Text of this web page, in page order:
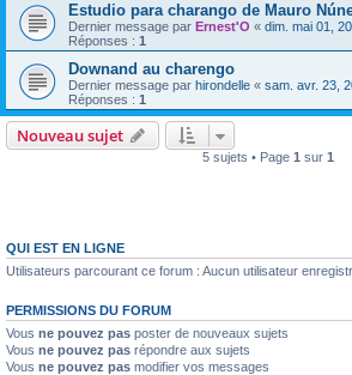
Estudio para charango de Mauro
Dernier message par Ernest'O « dim. mai 01,
Réponses : 1
Downand au charengo
Dernier message par hirondelle « sam. avr. 23,
Réponses : 1
Nouveau sujet
5 sujets • Page 1 sur 1
QUI EST EN LIGNE
Utilisateurs parcourant ce forum : Aucun utilisateur
PERMISSIONS DU FORUM
Vous ne pouvez pas poster de nouveaux sujets
Vous ne pouvez pas répondre aux sujets
Vous ne pouvez pas modifier vos messages